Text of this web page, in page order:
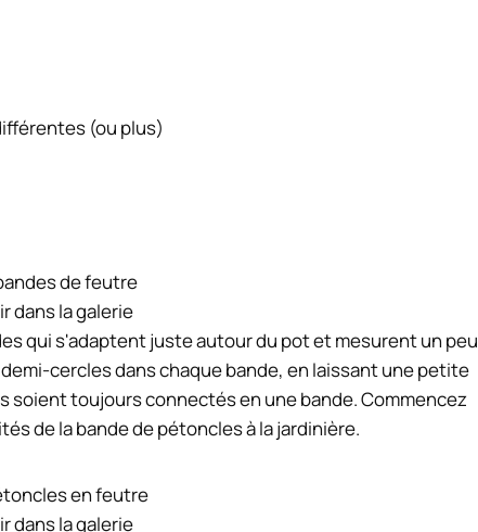
(ou plus)
dans la galerie
qui s'adaptent juste autour du pot et mesurent un peu
cercles dans chaque bande, en laissant une petite
toujours connectés en une bande. Commencez
de la bande de pétoncles à la jardinière.
dans la galerie